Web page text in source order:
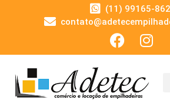
(11) 99165-